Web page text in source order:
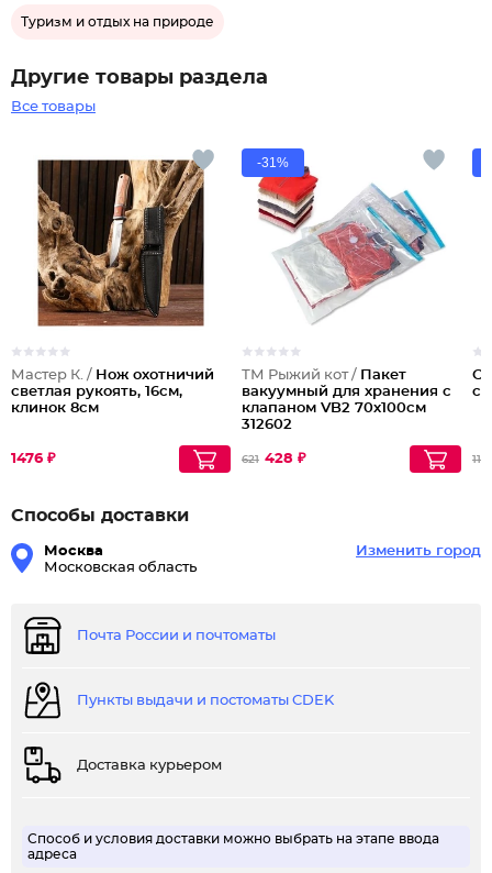
Туризм и отдых на природе
Другие товары раздела
Все товары
Мастер К. / Нож охотничий
светлая рукоять, 16см,
клинок 8см
1476 ₽
-31%
ТМ Рыжий кот / Пакет
вакуумный для хранения с
клапаном VB2 70х100см
312602
621 428 ₽
см
Способы доставки
Москва
Московская область
Изменить город
Почта России и почтоматы
Пункты выдачи и постоматы CDEK
Доставка курьером
Способ и условия доставки можно выбрать на этапе ввода
адреса